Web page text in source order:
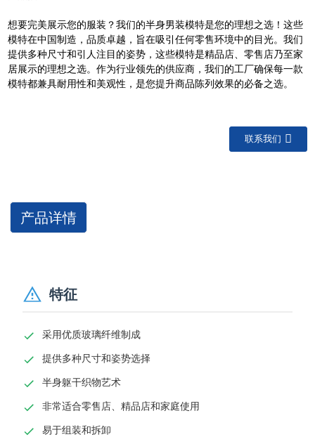
想要完美展示您的服装？我们的半身男装模特是您的理想之选！这些
模特在中国制造，品质卓越，旨在吸引任何零售环境中的目光。我们
提供多种尺寸和引人注目的姿势，这些模特是精品店、零售店乃至家
居展示的理想之选。作为行业领先的供应商，我们的工厂确保每一款
模特都兼具耐用性和美观性，是您提升商品陈列效果的必备之选。
联系我们
产品详情
特征
采用优质玻璃纤维制成
提供多种尺寸和姿势选择
半身躯干织物艺术
非常适合零售店、精品店和家庭使用
易于组装和拆卸